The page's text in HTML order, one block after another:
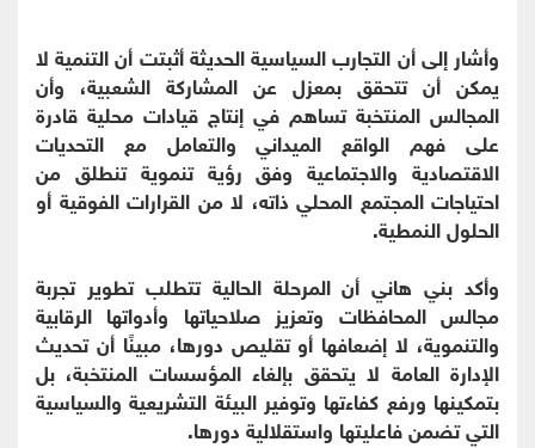
وأشار إلى أن التجارب السياسية الحديثة أثبتت أن التنمية لا
يمكن أن تتحقق بمعزل عن المشاركة الشعبية، وأن
المجالس المنتخبة تساهم في إنتاج قيادات محلية قادرة
على فهم الواقع الميداني والتعامل مع التحديات
الاقتصادية والاجتماعية وفق رؤية تنموية تنطلق من
احتياجات المجتمع المحلي ذاته، لا من القرارات الفوقية أو
الحلول النمطية.
وأكد بني هاني أن المرحلة الحالية تتطلب تطوير تجربة
مجالس المحافظات وتعزيز صلاحياتها وأدواتها الرقابية
والتنموية، لا إضعافها أو تقليص دورها، مبينًا أن تحديث
الإدارة العامة لا يتحقق بإلغاء المؤسسات المنتخبة، بل
بتمكينها ورفع كفاءتها وتوفير البيئة التشريعية والسياسية
التي تضمن فاعليتها واستقلالية دورها.